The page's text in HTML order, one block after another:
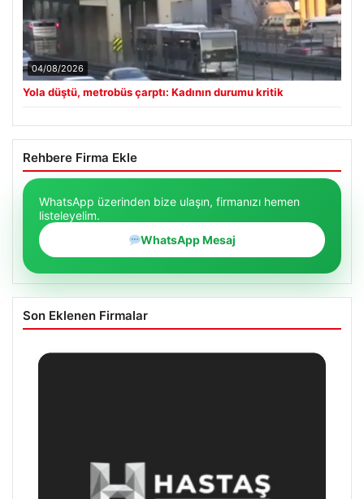
04/08/2026
Yola düştü, metrobüs çarptı: Kadının durumu kritik
Rehbere Firma Ekle
WhatsApp üzerinden bize ulaşın, firmanızı hemen
listeleyelim.
WhatsApp Mesaj
Son Eklenen Firmalar